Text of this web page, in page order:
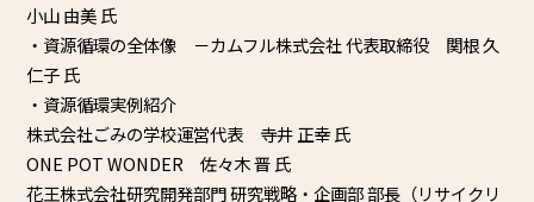
小山 由美 氏
・資源循環の全体像 －カムフル株式会社 代表取締役 関根 久
仁子 氏
・資源循環実例紹介
株式会社ごみの学校運営代表 寺井 正幸 氏
ONE POT WONDER 佐々木 晋 氏
花王株式会社研究開発部門 研究戦略・企画部 部長（リサイクリ